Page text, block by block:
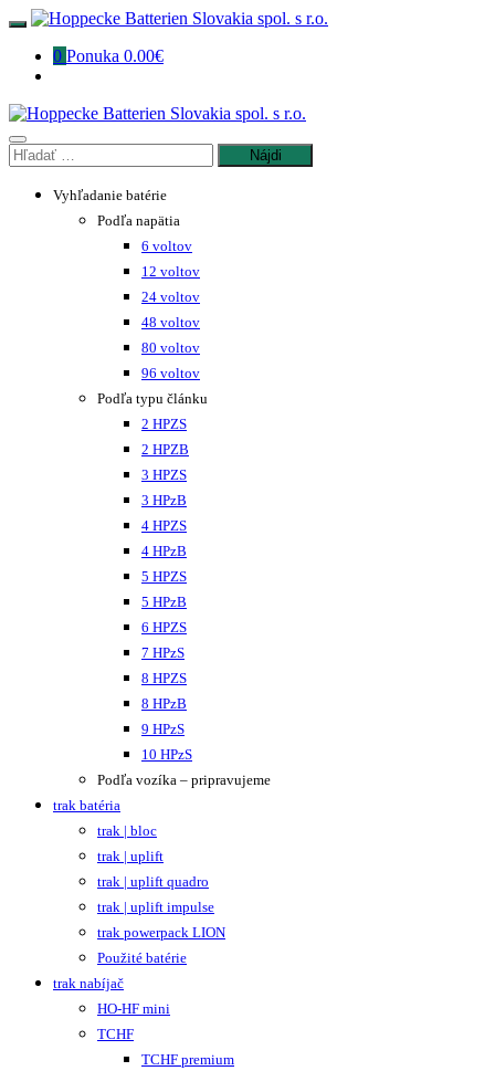
Preskočiť
obsah
0 Ponuka 0.00€
Hľadať:
Vyhľadanie batérie
Podľa napätia
6 voltov
12 voltov
24 voltov
48 voltov
80 voltov
96 voltov
Podľa typu článku
2 HPZS
2 HPZB
3 HPZS
3 HPzB
4 HPZS
4 HPzB
5 HPZS
5 HPzB
6 HPZS
7 HPzS
8 HPZS
8 HPzB
9 HPzS
10 HPzS
Podľa vozíka – pripravujeme
trak batéria
trak | bloc
trak | uplift
trak | uplift quadro
trak | uplift impulse
trak powerpack LION
Použité batérie
trak nabíjač
HO-HF mini
TCHF
TCHF premium